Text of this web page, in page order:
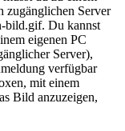
zugänglichen Server
bild.gif. Du kannst
eigenen PC
Server),
verfügbar
mit einem
Bild anzuzeigen,